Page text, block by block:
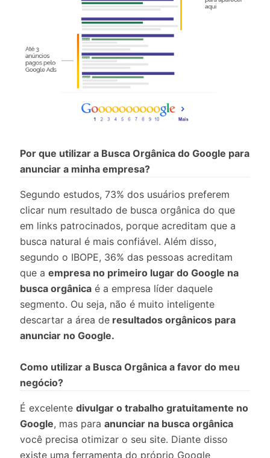
Por que utilizar a Busca Orgânica do Google para
anunciar a minha empresa?
Segundo estudos, 73% dos usuários preferem
clicar num resultado de busca orgânica do que
em links patrocinados, porque acreditam que a
busca natural é mais confiável. Além disso,
segundo o IBOPE, 36% das pessoas acreditam
que a empresa no primeiro lugar do Google na
busca orgânica é a empresa líder daquele
segmento. Ou seja, não é muito inteligente
descartar a área de resultados orgânicos para
anunciar no Google.
Como utilizar a Busca Orgânica a favor do meu
negócio?
É excelente divulgar o trabalho gratuitamente no
Google, mas para anunciar na busca orgânica
você precisa otimizar o seu site. Diante disso
existe uma ferramenta do próprio Google